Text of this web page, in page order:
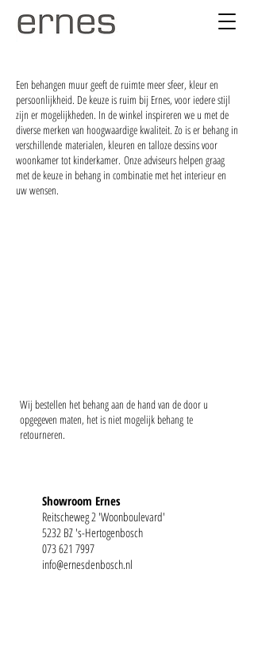
Een behangen muur geeft de ruimte meer sfeer, kleur en
persoonlijkheid. De keuze is ruim bij Ernes, voor iedere stijl
zijn er mogelijkheden. In de winkel inspireren we u met de
diverse merken van hoogwaardige kwaliteit. Zo is er behang in
verschillende materialen, kleuren en talloze dessins voor
woonkamer tot kinderkamer. Onze adviseurs helpen graag
met de keuze in behang in combinatie met het interieur en
uw wensen.
Wij bestellen het behang aan de hand van de door u
opgegeven maten, het is niet mogelijk behang te
retourneren.
Showroom Ernes
Reitscheweg 2 'Woonboulevard'
5232 BZ 's-Hertogenbosch
073 621 7997
info@ernesdenbosch.nl